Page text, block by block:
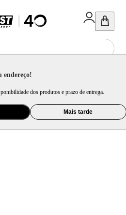
endereço!
dos produtos e prazo de entrega.
Mais tarde